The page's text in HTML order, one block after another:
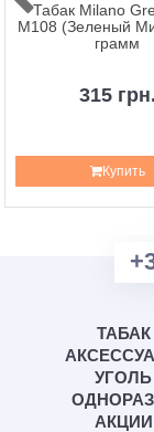
Табак Milano
M108 (Зеленый
грамм
315 грн.
Купить
ТАБАК
УГОЛЬ
АКЦИИ